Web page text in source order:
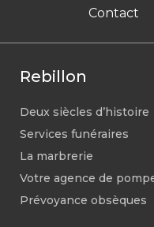
Contact
Rebillon
Deux siècles d’histoire
Services funéraires
La marbrerie
Votre agence de
Prévoyance obsèques